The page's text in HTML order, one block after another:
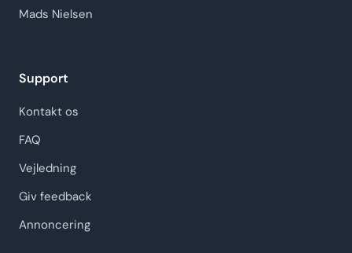
Mads Nielsen
Support
Kontakt os
FAQ
Vejledning
Giv feedback
Annoncering